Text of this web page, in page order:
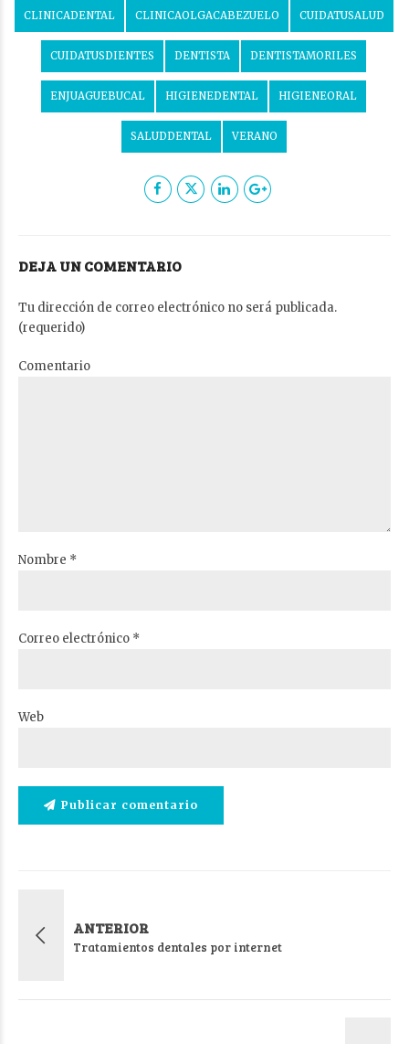
CLINICADENTAL CLINICAOLGACABEZUELO CUIDATUSALUD
CUIDATUSDIENTES DENTISTA DENTISTAMORILES
ENJUAGUEBUCAL HIGIENEDENTAL HIGIENEORAL
SALUDDENTAL VERANO
DEJA UN COMENTARIO
Tu dirección de correo electrónico no será publicada.
(requerido)
Comentario
Nombre *
Correo electrónico *
Web
Publicar comentario
ANTERIOR
Tratamientos dentales por internet